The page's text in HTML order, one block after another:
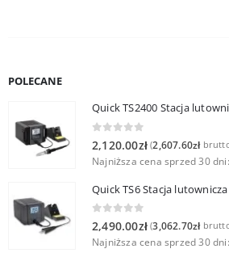
POLECANE
Quick TS2400 Stacja
2,120.00zł (2,607.60zł
Najniższa cena sprzed 30 dni:
0 out of 5
2,490.00zł (3,062.70zł
Najniższa cena sprzed 30 dni: